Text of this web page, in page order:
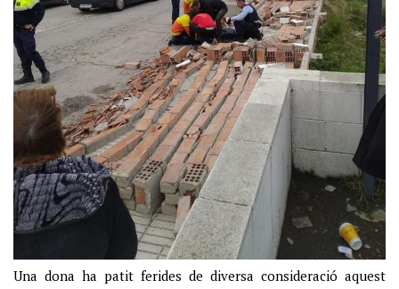
Una dona ha patit ferides de diversa consideració aquest